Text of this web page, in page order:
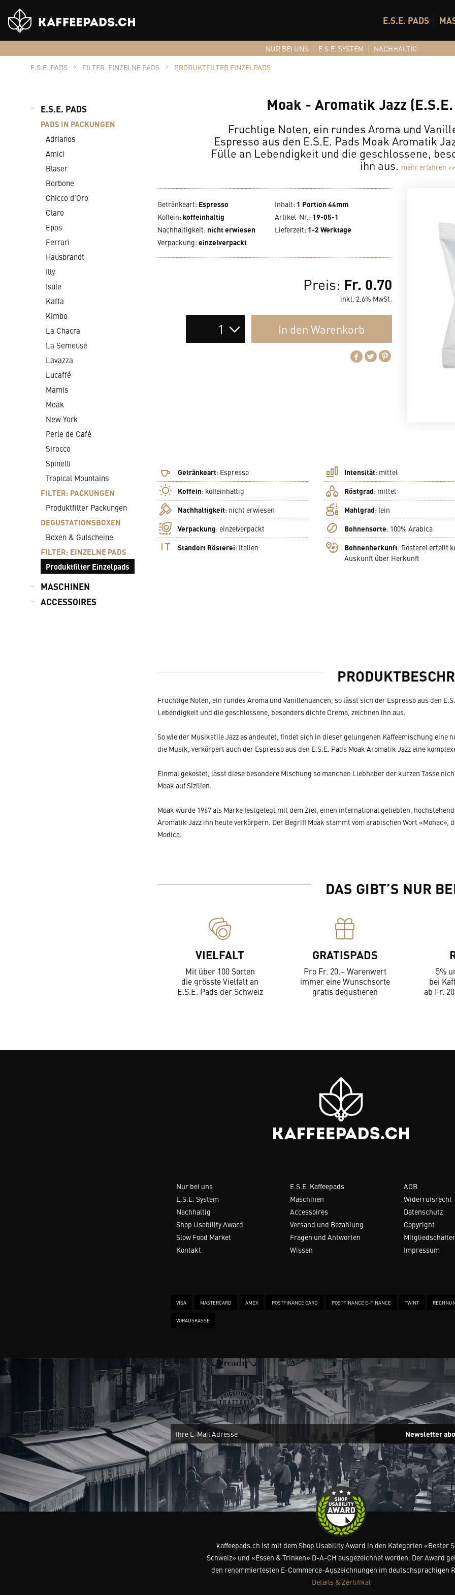
Shop
Logo
E.S.E. PADS
NUR BEI UNS E.S.E. SYSTEM
NACHHALTIG
E.S.E. PADS
FILTER: EINZELNE PADS PRODUKTFILTER EINZELPADS
E.S.E. PADS
PADS IN PACKUNGEN
Adrianos
Amici
Blaser
Borbone
Chicco d’Oro
Claro
Epos
Ferrari
Hausbrandt
Illy
Isule
Kaffa
Kimbo
La Chacra
La Semeuse
Lavazza
Lucaffé
Mamis
Moak
New York
Perle de Café
Sirocco
Spinelli
Tropical Mountains
FILTER: PACKUNGEN
Produktfilter Packungen
DEGUSTATIONSBOXEN
Boxen & Gutscheine
FILTER: EINZELNE PADS
Produktfilter Einzelpads
MASCHINEN
ACCESSOIRES
Moak - Aromatik Jazz
Fruchtige Noten, ein rundes Aroma und
Espresso aus den E.S.E. Pads Moak Aromatik
Fülle an Lebendigkeit und die geschlossene,
ihn aus. mehr erfahren >>
Getränkeart: Espresso
Koffein: koffeinhaltig
Nachhaltigkeit: nicht erwiesen
Verpackung: einzelverpackt
Inhalt: 1 Portion 44mm
Artikel-Nr.: 19-05-1
Lieferzeit: 1-2 Werktage
Preis: Fr. 0.70
inkl. 2.6% MwSt.
In den Warenkorb
Getränkeart: Espresso
Koffein: koffeinhaltig
Nachhaltigkeit: nicht erwiesen
Verpackung: einzelverpackt
Standort Rösterei: Italien
Intensität: mittel
Röstgrad: mittel
Mahlgrad: fein
Bohnensorte: 100% Arabica
Bohnenherkunft: Rösterei erteilt
Auskunft über Herkunft
Fruchtige Noten, ein rundes Aroma und Vanillenuancen, so lässt sich der Espresso aus den
Lebendigkeit und die geschlossene, besonders dichte Crema, zeichnen ihn aus.
So wie der Musikstile Jazz es andeutet, findet sich in dieser gelungenen Kaffeemischung
die Musik, verkörpert auch der Espresso aus den E.S.E. Pads Moak Aromatik Jazz eine
Einmal gekostet, lässt diese besondere Mischung so manchen Liebhaber der kurzen Tasse
Moak auf Sizilien.
Moak wurde 1967 als Marke festgelegt mit dem Ziel, einen international geliebten,
Aromatik Jazz ihn heute verkörpern. Der Begriff Moak stammt vom arabischen Wort
Modica.
DAS GIBT’S NUR
VIELFALT
Mit über 100 Sorten
die grösste Vielfalt an
E.S.E. Pads der Schweiz
GRATISPADS
Pro Fr. 20.– Warenwert
immer eine Wunschsorte
gratis degustieren
5%
bei
ab Fr.
Nur bei uns
E.S.E. System
Nachhaltig
Shop Usability Award
Slow Food Market
Kontakt
E.S.E. Kaffeepads
Maschinen
Accessoires
Versand und Bezahlung
Fragen und Antworten
Wissen
AGB
Widerrufsrecht
Datenschutz
Copyright
Impressum
VISA MASTERCARD AMEX POSTFINANCE CARD POSTFINANCE E-FINANCE TWINT
VORAUSKASSE
Newsletter
kaffeepads.ch ist mit dem Shop Usability Award in den Kategorien «Bester
Schweiz» und «Essen & Trinken» D-A-CH ausgezeichnet worden. Der Award
den renommiertesten E-Commerce-Auszeichnungen im deutschsprachigen
Details & Zertifikat